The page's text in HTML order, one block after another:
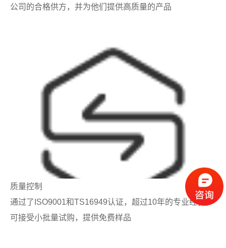
公司的合格供方，并为他们提供高质量的产品
质量控制
通过了ISO9001和TS16949认证，超过10年的专业经验，
可接受小批量试购，提供免费样品